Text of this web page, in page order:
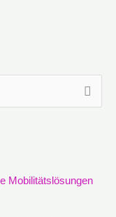
Mobilitätslösungen